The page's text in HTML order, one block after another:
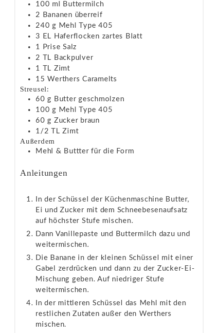
100 ml
Buttermilch
2 Bananen überreif
240 g Mehl
Type 405
3 EL Haferflocken zartes Blatt
1 Prise Salz
2
TL Backpulver
1
TL Zimt
15 Werthers Caramelts
Streusel:
60 g Butter geschmolzen
100 g Mehl
Type 405
60 g Zucker braun
1/2
TL Zimt
Außerdem
Mehl & Buttter für die Form
Anleitungen
In der Schüssel der Küchenmaschine Butter,
Ei und Zucker mit dem Schneebesenaufsatz
auf höchster Stufe mischen.
Dann Vanillepaste und Buttermilch dazu und
weitermischen.
Die Banane in der kleinen Schüssel mit einer
Gabel zerdrücken und dann zu der Zucker-Ei-
Mischung geben. Auf niedriger Stufe
weitermischen.
In der mittleren Schüssel das Mehl mit den
restlichen Zutaten außer den Werthers
mischen.